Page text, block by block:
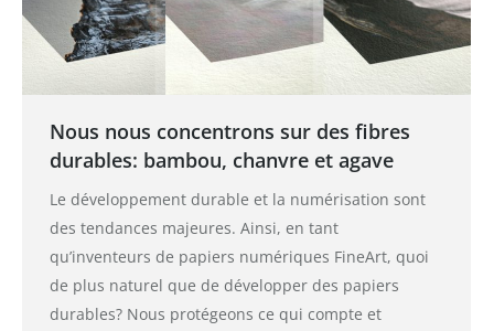
Nous nous concentrons sur des fibres
durables: bambou, chanvre et agave
Le développement durable et la numérisation sont
des tendances majeures. Ainsi, en tant
qu’inventeurs de papiers numériques FineArt, quoi
de plus naturel que de développer des papiers
durables? Nous protégeons ce qui compte et